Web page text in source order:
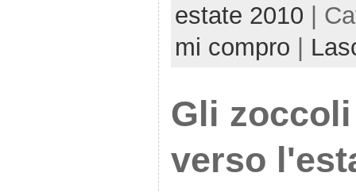
estate 2010 |
mi compro
Gli
verso